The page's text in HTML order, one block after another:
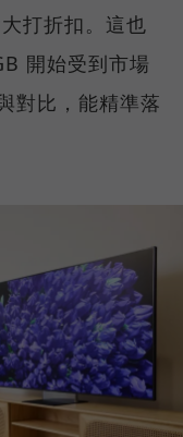
打折扣。這也
開始受到市場
對比，能精準落